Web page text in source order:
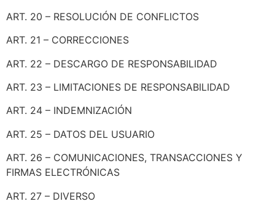
ART. 20 – RESOLUCIÓN DE CONFLICTOS
ART. 21 – CORRECCIONES
ART. 22 – DESCARGO DE RESPONSABILIDAD
ART. 23 – LIMITACIONES DE RESPONSABILIDAD
ART. 24 – INDEMNIZACIÓN
ART. 25 – DATOS DEL USUARIO
ART. 26 – COMUNICACIONES, TRANSACCIONES Y
FIRMAS ELECTRÓNICAS
ART. 27 – DIVERSO